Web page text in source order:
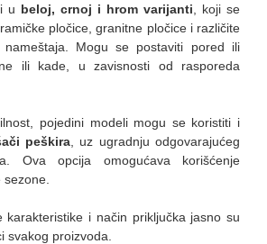
u beloj, crnoj i hrom varijanti , koji se
pločice, granitne pločice i različite
. Mogu se postaviti pored ili
ili kade, u zavisnosti od rasporeda
pojedini modeli mogu se koristiti i
peškira , uz ugradnju odgovarajućeg
Ova opcija omogućava korišćenje
karakteristike i način priključka jasno su
svakog proizvoda.